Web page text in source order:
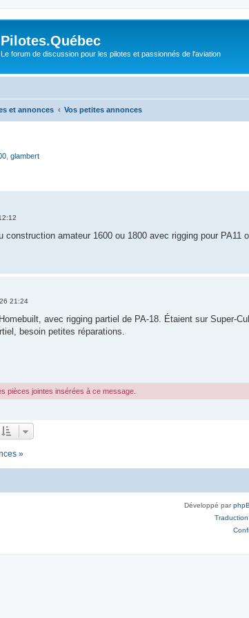
Pilotes.Québec
Le forum de discussion pour les pilotes et passionnés de l'aviation
et annonces Vos petites annonces
glambert
construction amateur 1600 ou 1800 avec rigging pour PA11
21:24
avec rigging partiel de PA-18. Étaient sur Super-
besoin petites réparations.
pièces jointes insérées à ce message.
»
Développé par